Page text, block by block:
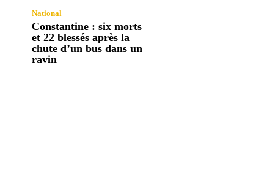
National
Constantine : six morts
et 22 blessés après la
chute d’un bus dans un
ravin